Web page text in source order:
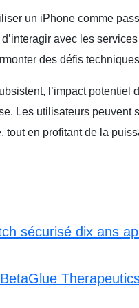
un iPhone comme
avec les
des défis
l’impact
Les utilisateurs peuvent
tout en profitant de la
sécurisé dix ans